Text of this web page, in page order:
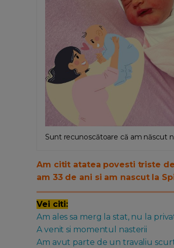
Sunt recunoscătoare că am născut
Am citit atatea povesti triste
am 33 de ani si am nascut la
Vei citi:
Am ales sa merg la stat, nu la
A venit si momentul nasterii
Am avut parte de un travaliu